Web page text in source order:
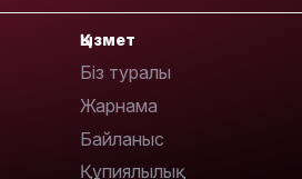
Қызмет
Біз туралы
Жарнама
Байланыс
Құпиялылық